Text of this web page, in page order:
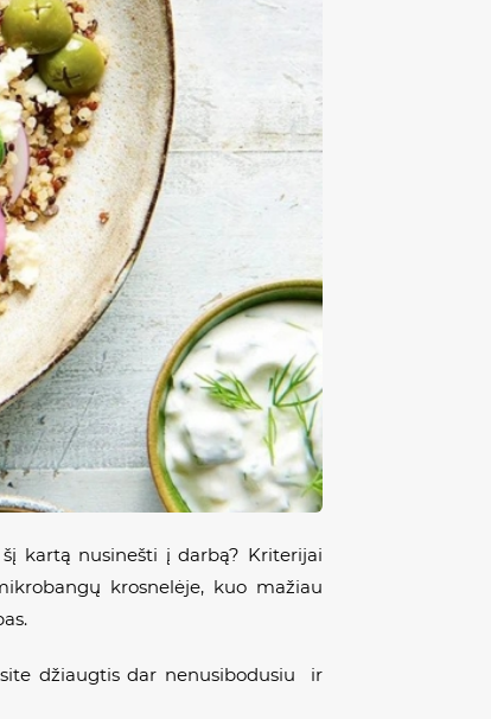
kartą nusinešti į darbą? Kriterijai
krosnelėje, kuo mažiau
džiaugtis dar nenusibodusiu ir